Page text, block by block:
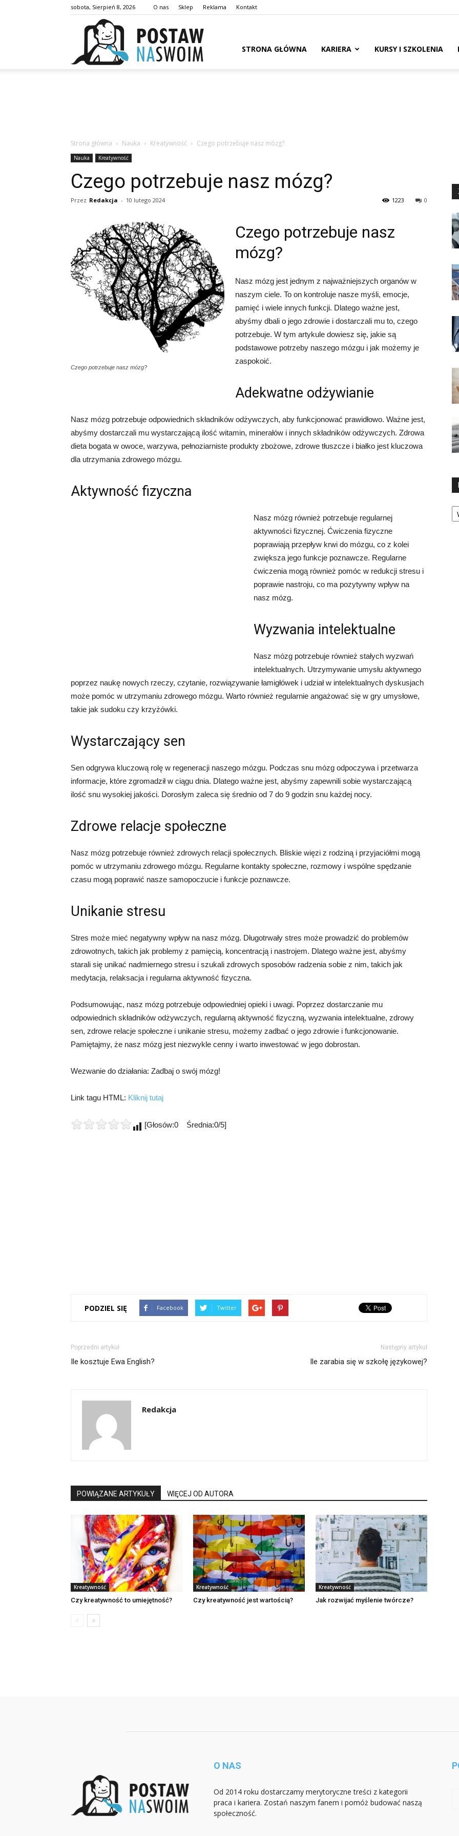
sobota, Sierpień 8, 2026 O nas Sklep Reklama Kontakt
STRONA GŁÓWNA KARIERA KURSY I SZKOLENIA
Strona główna Nauka Kreatywność Czego potrzebuje nasz mózg?
Nauka Kreatywność
Czego potrzebuje nasz mózg?
Przez Redakcja - 10 lutego 2024 0
1223
Czego potrzebuje nasz mózg?
Czego potrzebuje nasz
mózg?
Nasz mózg jest jednym z najważniejszych organów w
naszym ciele. To on kontroluje nasze myśli, emocje,
pamięć i wiele innych funkcji. Dlatego ważne jest,
abyśmy dbali o jego zdrowie i dostarczali mu to, czego
potrzebuje. W tym artykule dowiesz się, jakie są
podstawowe potrzeby naszego mózgu i jak możemy je
zaspokoić.
Adekwatne odżywianie
Nasz mózg potrzebuje odpowiednich składników odżywczych, aby funkcjonować prawidłowo. Ważne jest,
abyśmy dostarczali mu wystarczającą ilość witamin, minerałów i innych składników odżywczych. Zdrowa
dieta bogata w owoce, warzywa, pełnoziarniste produkty zbożowe, zdrowe tłuszcze i białko jest kluczowa
dla utrzymania zdrowego mózgu.
Aktywność fizyczna
Nasz mózg również potrzebuje regularnej
aktywności fizycznej. Ćwiczenia fizyczne
poprawiają przepływ krwi do mózgu, co z kolei
zwiększa jego funkcje poznawcze. Regularne
ćwiczenia mogą również pomóc w redukcji stresu i
poprawie nastroju, co ma pozytywny wpływ na
nasz mózg.
Wyzwania intelektualne
Nasz mózg potrzebuje również stałych wyzwań
intelektualnych. Utrzymywanie umysłu aktywnego
poprzez naukę nowych rzeczy, czytanie, rozwiązywanie łamigłówek i udział w intelektualnych dyskusjach
może pomóc w utrzymaniu zdrowego mózgu. Warto również regularnie angażować się w gry umysłowe,
takie jak sudoku czy krzyżówki.
Wystarczający sen
Sen odgrywa kluczową rolę w regeneracji naszego mózgu. Podczas snu mózg odpoczywa i przetwarza
informacje, które zgromadził w ciągu dnia. Dlatego ważne jest, abyśmy zapewnili sobie wystarczającą
ilość snu wysokiej jakości. Dorosłym zaleca się średnio od 7 do 9 godzin snu każdej nocy.
Zdrowe relacje społeczne
Nasz mózg potrzebuje również zdrowych relacji społecznych. Bliskie więzi z rodziną i przyjaciółmi mogą
pomóc w utrzymaniu zdrowego mózgu. Regularne kontakty społeczne, rozmowy i wspólne spędzanie
czasu mogą poprawić nasze samopoczucie i funkcje poznawcze.
Unikanie stresu
Stres może mieć negatywny wpływ na nasz mózg. Długotrwały stres może prowadzić do problemów
zdrowotnych, takich jak problemy z pamięcią, koncentracją i nastrojem. Dlatego ważne jest, abyśmy
starali się unikać nadmiernego stresu i szukali zdrowych sposobów radzenia sobie z nim, takich jak
medytacja, relaksacja i regularna aktywność fizyczna.
Podsumowując, nasz mózg potrzebuje odpowiedniej opieki i uwagi. Poprzez dostarczanie mu
odpowiednich składników odżywczych, regularną aktywność fizyczną, wyzwania intelektualne, zdrowy
sen, zdrowe relacje społeczne i unikanie stresu, możemy zadbać o jego zdrowie i funkcjonowanie.
Pamiętajmy, że nasz mózg jest niezwykle cenny i warto inwestować w jego dobrostan.
Wezwanie do działania: Zadbaj o swój mózg!
Link tagu HTML: Kliknij tutaj
[Głosów:0 Średnia:0/5]
PODZIEL SIĘ Facebook Twitter
Poprzedni artykuł
Ile kosztuje Ewa English?
Następny artykuł
Ile zarabia się w szkołę językowej?
Redakcja
POWIĄZANE ARTYKUŁY WIĘCEJ OD AUTORA
Kreatywność
Czy kreatywność to umiejętność?
Kreatywność
Czy kreatywność jest wartością?
Kreatywność
Jak rozwijać myślenie twórcze?
O NAS
Od 2014 roku dostarczamy merytoryczne treści z kategorii
praca i kariera. Zostań naszym fanem i pomóż budować naszą
społeczność.